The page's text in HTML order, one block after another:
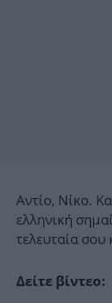
Αντίο, Νίκο.
ελληνική
τελευταία σου
Δείτε βίντεο: